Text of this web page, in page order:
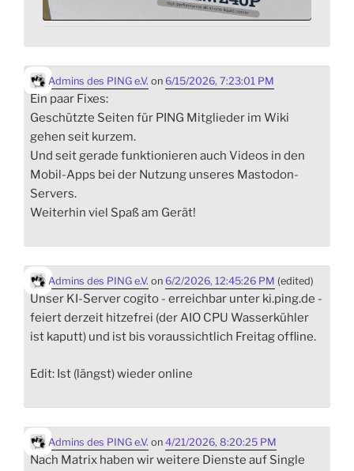
Admins des PING e.V. on 6/15/2026, 7:23:01 PM
Ein paar Fixes:
Geschützte Seiten für PING Mitglieder im Wiki
gehen seit kurzem.
Und seit gerade funktionieren auch Videos in den
Mobil-Apps bei der Nutzung unseres Mastodon-
Servers.
Weiterhin viel Spaß am Gerät!
Admins des PING e.V. on 6/2/2026, 12:45:26 PM (edited)
Unser KI-Server cogito - erreichbar unter ki.ping.de -
feiert derzeit hitzefrei (der AIO CPU Wasserkühler
ist kaputt) und ist bis voraussichtlich Freitag offline.
Edit: Ist (längst) wieder online
Admins des PING e.V. on 4/21/2026, 8:20:25 PM
Nach Matrix haben wir weitere Dienste auf Single